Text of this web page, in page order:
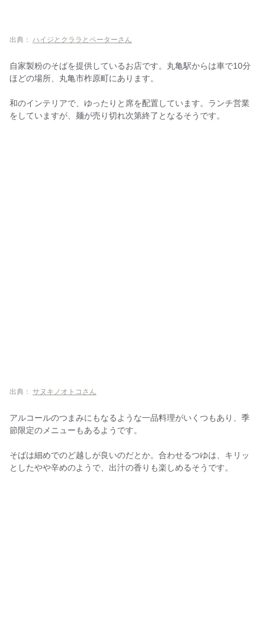
出典： ハイジとクララとペーターさん
自家製粉のそばを提供しているお店です。丸亀駅からは車で10分
ほどの場所、丸亀市柞原町にあります。
和のインテリアで、ゆったりと席を配置しています。ランチ営業
をしていますが、麺が売り切れ次第終了となるそうです。
出典： サヌキノオトコさん
アルコールのつまみにもなるような一品料理がいくつもあり、季
節限定のメニューもあるようです。
そばは細めでのど越しが良いのだとか。合わせるつゆは、キリッ
としたやや辛めのようで、出汁の香りも楽しめるそうです。